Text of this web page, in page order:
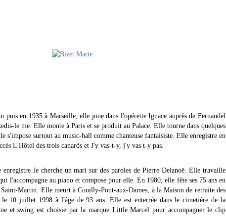
puis en 1935 à Marseille, elle joue dans l'opérette Ignace auprès de Fernandel
le me. Elle monte à Paris et se produit au Palace. Elle tourne dans quelques
s'impose surtout au music-hall comme chanteuse fantaisiste. Elle enregistre en
L'Hôtel des trois canards et J'y vas-t-y, j'y vas t-y pas.
enregistre Je cherche un mari sur des paroles de Pierre Delanoë. Elle travaille
l'accompagne au piano et compose pour elle. En 1980, elle fête ses 75 ans en
Martin. Elle meurt à Couilly-Pont-aux-Dames, à la Maison de retraite des
le 10 juillet 1998 à l'âge de 93 ans. Elle est enterrée dans le cimetière de la
et swing est choisie par la marque Little Marcel pour accompagner le clip